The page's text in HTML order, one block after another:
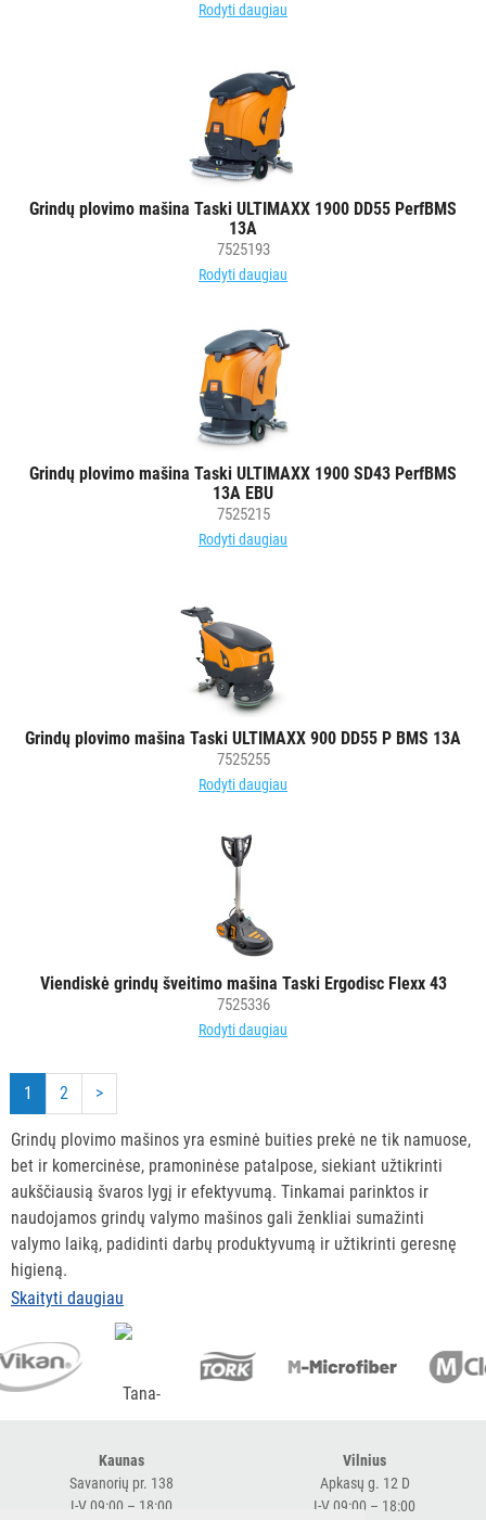
Rodyti daugiau
Grindų plovimo mašina Taski ULTIMAXX 1900 DD55 PerfBMS
13A
7525193
Rodyti daugiau
Grindų plovimo mašina Taski ULTIMAXX 1900 SD43 PerfBMS
13A EBU
7525215
Rodyti daugiau
Grindų plovimo mašina Taski ULTIMAXX 900 DD55 P BMS 13A
7525255
Rodyti daugiau
Viendiskė grindų šveitimo mašina Taski Ergodisc Flexx 43
7525336
Rodyti daugiau
1 2 >
Grindų plovimo mašinos yra esminė buities prekė ne tik namuose,
bet ir komercinėse, pramoninėse patalpose, siekiant užtikrinti
aukščiausią švaros lygį ir efektyvumą. Tinkamai parinktos ir
naudojamos grindų valymo mašinos gali ženkliai sumažinti
valymo laiką, padidinti darbų produktyvumą ir užtikrinti geresnę
higieną.
Kaunas
Savanorių pr. 138
I-V 09:00 – 18:00
Vilnius
Apkasų g. 12 D
I-V 09:00 – 18:00